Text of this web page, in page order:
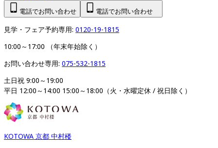
電話でお問い合わせ 電話でお問い合わせ
見学・フェア予約専用: 0120-19-1815
10:00～17:00 （年末年始除く）
お問い合わせ専用: 075-532-1815
土日祝 9:00～19:00
平日 12:00～14:00 15:00～18:00（火・水曜定休 / 祝日除く）
KOTOWA 京都 中村楼